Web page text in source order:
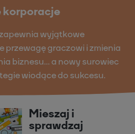
korporacje
wyjątkowe
przewagę graczowi i zmienia
biznesu… a nowy surowiec
wiodące do sukcesu.
Mieszaj i
sprawdzaj